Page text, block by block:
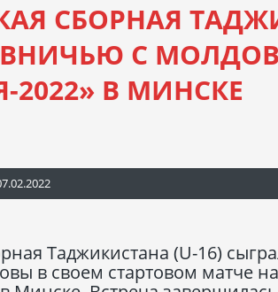
СБОРНАЯ
С
2022» В МИНСКЕ
Таджикистана (U-16)
в своем стартовом матче